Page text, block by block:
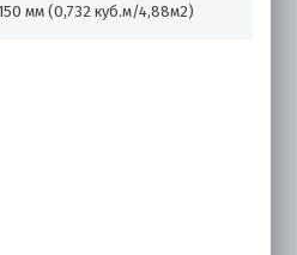
мм (0,732 куб.м/4,88м2)